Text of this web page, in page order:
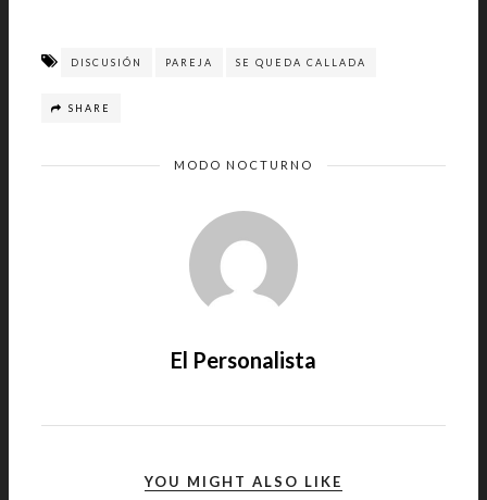
DISCUSIÓN PAREJA SE QUEDA CALLADA
SHARE
MODO NOCTURNO
El Personalista
YOU MIGHT ALSO LIKE